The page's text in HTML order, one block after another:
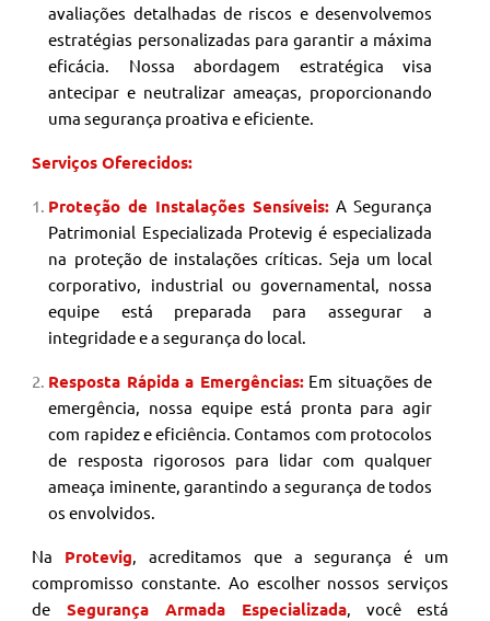
avaliações detalhadas de riscos e desenvolvemos
estratégias personalizadas para garantir a máxima
eficácia. Nossa abordagem estratégica visa
antecipar e neutralizar ameaças, proporcionando
uma segurança proativa e eficiente.
Serviços Oferecidos:
Proteção de Instalações Sensíveis: A Segurança
Patrimonial Especializada Protevig é especializada
na proteção de instalações críticas. Seja um local
corporativo, industrial ou governamental, nossa
equipe está preparada para assegurar a
integridade e a segurança do local.
Resposta Rápida a Emergências: Em situações de
emergência, nossa equipe está pronta para agir
com rapidez e eficiência. Contamos com protocolos
de resposta rigorosos para lidar com qualquer
ameaça iminente, garantindo a segurança de todos
os envolvidos.
Na Protevig , acreditamos que a segurança é um
compromisso constante. Ao escolher nossos serviços
de
Segurança Armada Especializada, você está